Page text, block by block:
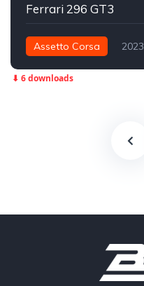
Ferrari 296 GT3
Assetto Corsa 2023
⬇ 6 downloads